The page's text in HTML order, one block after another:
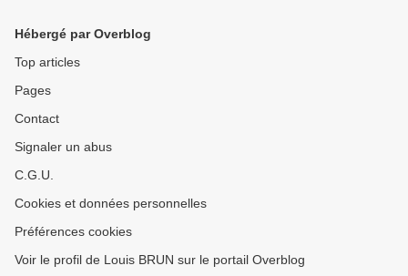
Hébergé par Overblog
Top articles
Pages
Contact
Signaler un abus
C.G.U.
Cookies et données personnelles
Préférences cookies
Voir le profil de Louis BRUN sur le portail Overblog